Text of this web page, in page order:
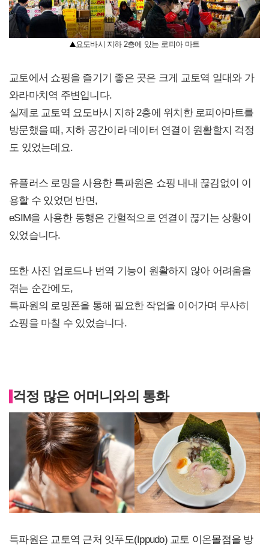
요도바시 지하 2층에 있는 로피아 마트
교토에서 쇼핑을 즐기기 좋은 곳은 크게 교토역 일대와 가
와라마치역 주변입니다.
실제로 교토역 요도바시 지하 2층에 위치한 로피아마트를
방문했을 때, 지하 공간이라 데이터 연결이 원활할지 걱정
도 있었는데요.
유플러스 로밍을 사용한 특파원은 쇼핑 내내 끊김없이 이
용할 수 있었던 반면,
eSIM을 사용한 동행은 간헐적으로 연결이 끊기는 상황이
있었습니다.
또한 사진 업로드나 번역 기능이 원활하지 않아 어려움을
겪는 순간에도,
특파원의 로밍폰을 통해 필요한 작업을 이어가며 무사히
쇼핑을 마칠 수 있었습니다.
걱정 많은 어머니와의 통화
특파원은 교토역 근처 잇푸도(Ippudo) 교토 이온몰점을 방